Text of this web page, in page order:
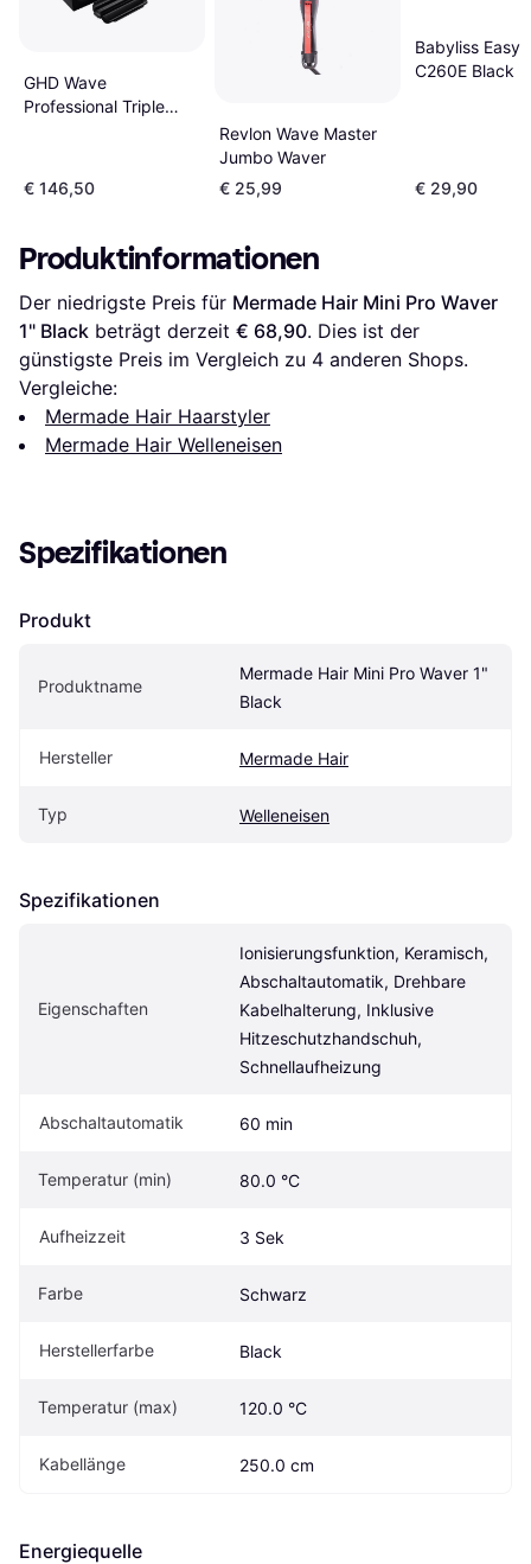
GHD Wave
Professional Triple
€ 146,50
Revlon Wave Master
Jumbo Waver
€ 25,99
Babyliss Easy
C260E Black
€ 29,90
Produktinformationen
Der niedrigste Preis für Mermade Hair Mini Pro Waver
1" Black beträgt derzeit € 68,90. Dies ist der
günstigste Preis im Vergleich zu 4 anderen Shops.
Vergleiche:
Mermade Hair Haarstyler
Mermade Hair Welleneisen
Spezifikationen
Produkt
Produktname
Mermade Hair Mini Pro Waver 1"
Black
Hersteller Mermade Hair
Typ Welleneisen
Spezifikationen
Eigen­schaften
Ionisierungsfunktion, Keramisch,
Abschaltautomatik, Drehbare
Kabelhalterung, Inklusive
Hitzeschutzhandschuh,
Schnellaufheizung
Abschaltautomatik 60 min
Temperatur (min) 80.0 °C
Aufheizzeit 3 Sek
Farbe Schwarz
Herstellerfarbe Black
Temperatur (max) 120.0 °C
Kabellänge 250.0 cm
Energiequelle